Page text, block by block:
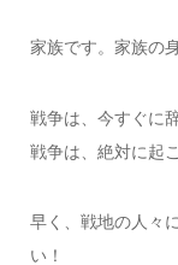
家族です。家族の
戦争は、今すぐに
戦争は、絶対に起
早く、戦地の人々
い！